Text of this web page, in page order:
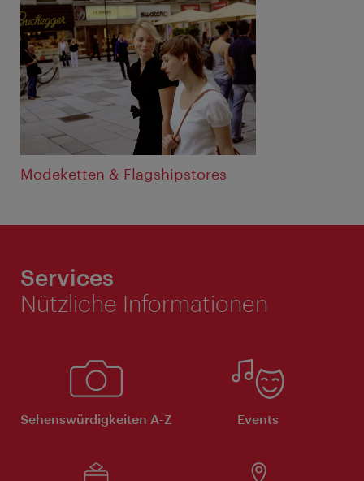
Modeketten & Flagshipstores
Services
Nützliche Informationen
Sehenswürdigkeiten A-Z Events